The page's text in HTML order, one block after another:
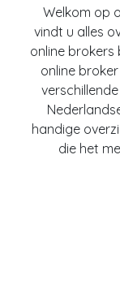
Welkom op
vindt u alles
online brokers
online
handige
die het